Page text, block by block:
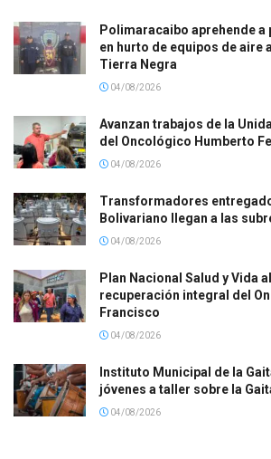
Polimaracaibo aprehende
en hurto de equipos de aire
Tierra Negra
04/08/2026
Avanzan trabajos de la
del Oncológico Humberto
04/08/2026
Transformadores
Bolivariano llegan a las
04/08/2026
Plan Nacional Salud y Vida
recuperación integral del
Francisco
04/08/2026
Instituto Municipal de la
jóvenes a taller sobre la
04/08/2026